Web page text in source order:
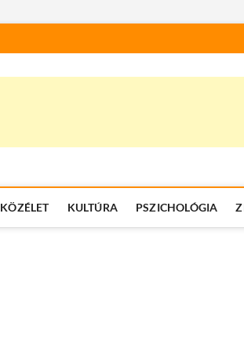
KÖZÉLET KULTÚRA PSZICHOLÓGIA